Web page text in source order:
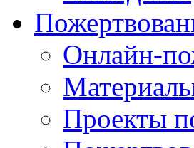
Онлайн-
Проекты